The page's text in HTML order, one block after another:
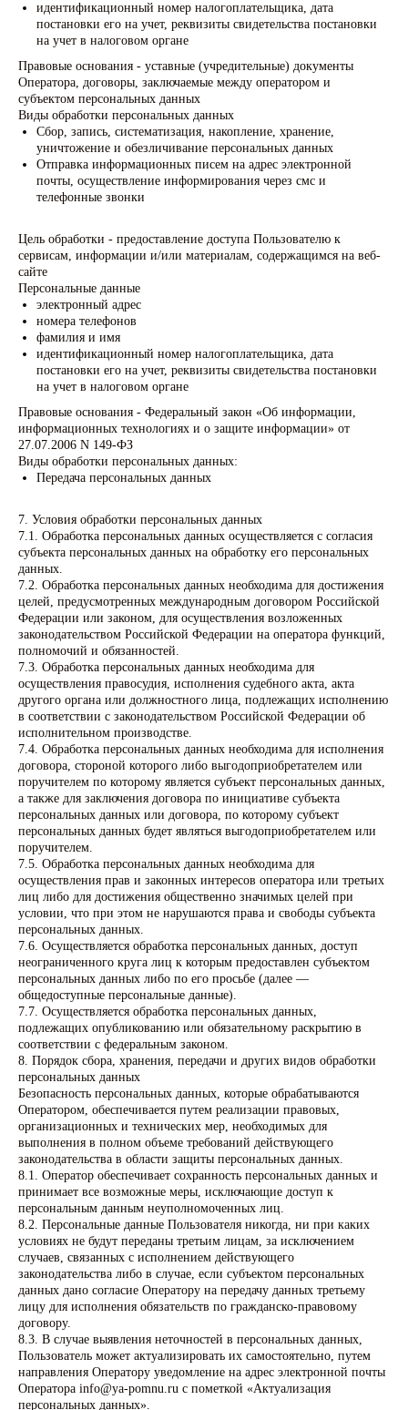
идентификационный номер налогоплательщика, дата
постановки его на учет, реквизиты свидетельства постановки
на учет в налоговом органе
Правовые основания - уставные (учредительные) документы
Оператора, договоры, заключаемые между оператором и
субъектом персональных данных
Виды обработки персональных данных
Сбор, запись, систематизация, накопление, хранение,
уничтожение и обезличивание персональных данных
Отправка информационных писем на адрес электронной
почты, осуществление информирования через смс и
телефонные звонки
Цель обработки - предоставление доступа Пользователю к
сервисам, информации и/или материалам, содержащимся на веб-
сайте
Персональные данные
электронный адрес
номера телефонов
фамилия и имя
идентификационный номер налогоплательщика, дата
постановки его на учет, реквизиты свидетельства постановки
на учет в налоговом органе
Правовые основания - Федеральный закон «Об информации,
информационных технологиях и о защите информации» от
27.07.2006 N 149-ФЗ
Виды обработки персональных данных:
Передача персональных данных
7. Условия обработки персональных данных
7.1. Обработка персональных данных осуществляется с согласия
субъекта персональных данных на обработку его персональных
данных.
7.2. Обработка персональных данных необходима для достижения
целей, предусмотренных международным договором Российской
Федерации или законом, для осуществления возложенных
законодательством Российской Федерации на оператора функций,
полномочий и обязанностей.
7.3. Обработка персональных данных необходима для
осуществления правосудия, исполнения судебного акта, акта
другого органа или должностного лица, подлежащих исполнению
в соответствии с законодательством Российской Федерации об
исполнительном производстве.
7.4. Обработка персональных данных необходима для исполнения
договора, стороной которого либо выгодоприобретателем или
поручителем по которому является субъект персональных данных,
а также для заключения договора по инициативе субъекта
персональных данных или договора, по которому субъект
персональных данных будет являться выгодоприобретателем или
поручителем.
7.5. Обработка персональных данных необходима для
осуществления прав и законных интересов оператора или третьих
лиц либо для достижения общественно значимых целей при
условии, что при этом не нарушаются права и свободы субъекта
персональных данных.
7.6. Осуществляется обработка персональных данных, доступ
неограниченного круга лиц к которым предоставлен субъектом
персональных данных либо по его просьбе (далее —
общедоступные персональные данные).
7.7. Осуществляется обработка персональных данных,
подлежащих опубликованию или обязательному раскрытию в
соответствии с федеральным законом.
8. Порядок сбора, хранения, передачи и других видов обработки
персональных данных
Безопасность персональных данных, которые обрабатываются
Оператором, обеспечивается путем реализации правовых,
организационных и технических мер, необходимых для
выполнения в полном объеме требований действующего
законодательства в области защиты персональных данных.
8.1. Оператор обеспечивает сохранность персональных данных и
принимает все возможные меры, исключающие доступ к
персональным данным неуполномоченных лиц.
8.2. Персональные данные Пользователя никогда, ни при каких
условиях не будут переданы третьим лицам, за исключением
случаев, связанных с исполнением действующего
законодательства либо в случае, если субъектом персональных
данных дано согласие Оператору на передачу данных третьему
лицу для исполнения обязательств по гражданско-правовому
договору.
8.3. В случае выявления неточностей в персональных данных,
Пользователь может актуализировать их самостоятельно, путем
направления Оператору уведомление на адрес электронной почты
Оператора info@ya-pomnu.ru с пометкой «Актуализация
персональных данных».
Перейти на страницу
для исполнителей
Готовы пройти проверку и
выполнять заказы?
Вопрос-ответ
Отзывы
Тарифы
Как работает сервис
Наши эксперты
Кейсы
Результаты
Преимущества
Навигация по сайту
Услуги